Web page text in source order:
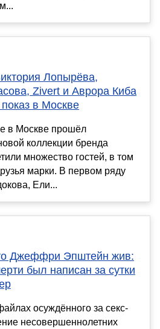
Лопырёва,
Zivert и Аврора Киба
в Москве
в Москве прошёл
коллекции бренда
множество гостей, в том
марки. В первом ряду
Ели...
Джеффри Эпштейн жив:
был написан за сутки
осуждённого за секс-
несовершеннолетних